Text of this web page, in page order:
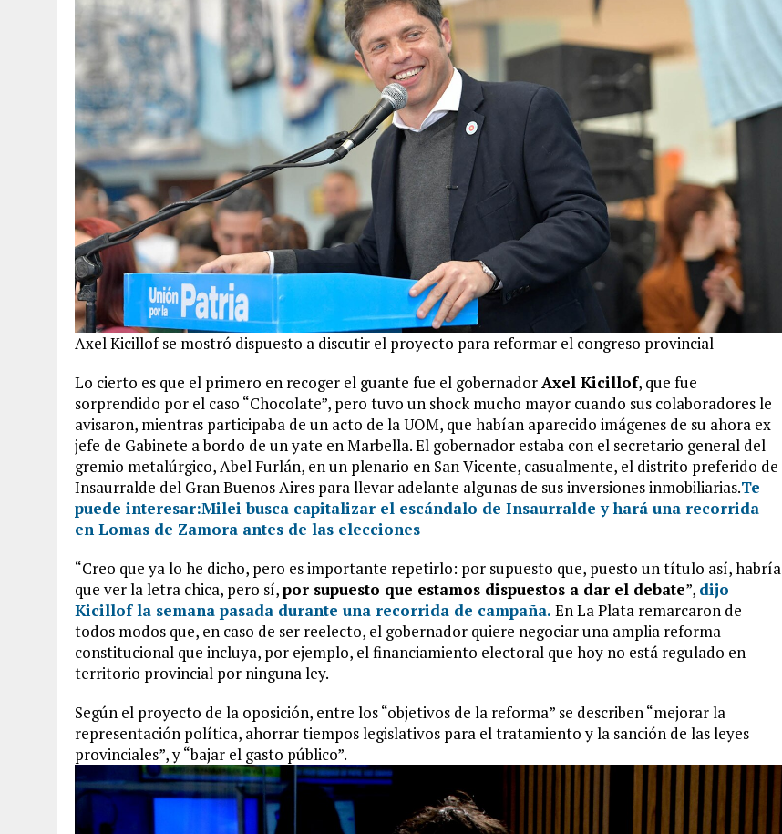
Axel Kicillof se mostró dispuesto a discutir el proyecto para reformar el congreso provincial
Lo cierto es que el primero en recoger el guante fue el gobernadorAxel Kicillof, que fue
sorprendido por el caso “Chocolate”, pero tuvo un shock mucho mayor cuando sus colaboradores le
avisaron, mientras participaba de un acto de la UOM, que habían aparecido imágenes de su ahora ex
jefe de Gabinete a bordo de un yate en Marbella. El gobernador estaba con el secretario general del
gremio metalúrgico, Abel Furlán, en un plenario en San Vicente, casualmente, el distrito preferido de
Insaurralde del Gran Buenos Aires para llevar adelante algunas de sus inversiones inmobiliarias.Te
puede interesar:Milei busca capitalizar el escándalo de Insaurralde y hará una recorrida
en Lomas de Zamora antes de las elecciones
“Creo que ya lo he dicho, pero es importante repetirlo: por supuesto que, puesto un título así, habría
que ver la letra chica, pero sí,por supuesto que estamos dispuestos a dar el debate”, dijo
Kicillof la semana pasada durante una recorrida de campaña. En La Plata remarcaron de
todos modos que, en caso de ser reelecto, el gobernador quiere negociar una amplia reforma
constitucional que incluya, por ejemplo, el financiamiento electoral que hoy no está regulado en
territorio provincial por ninguna ley.
Según el proyecto de la oposición, entre los “objetivos de la reforma” se describen “mejorar la
representación política, ahorrar tiempos legislativos para el tratamiento y la sanción de las leyes
provinciales”, y “bajar el gasto público”.